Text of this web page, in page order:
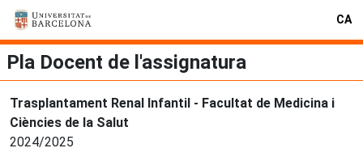
CA
Pla Docent de l'assignatura
Trasplantament Renal Infantil - Facultat de Medicina i
Ciències de la Salut
2024/2025